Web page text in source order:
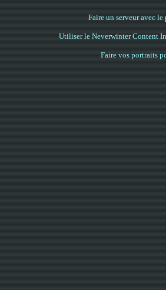
Faire un serveur avec
Utiliser le Neverwinter Content
Faire vos portraits